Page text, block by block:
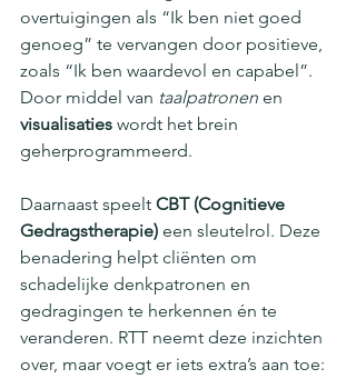
overtuigingen als “Ik ben niet goed
genoeg” te vervangen door positieve,
zoals “Ik ben waardevol en capabel”.
Door middel van taalpatronen en
visualisaties wordt het brein
geherprogrammeerd.
Daarnaast speelt CBT (Cognitieve
Gedragstherapie) een sleutelrol. Deze
benadering helpt cliënten om
schadelijke denkpatronen en
gedragingen te herkennen én te
veranderen. RTT neemt deze inzichten
over, maar voegt er iets extra’s aan toe: